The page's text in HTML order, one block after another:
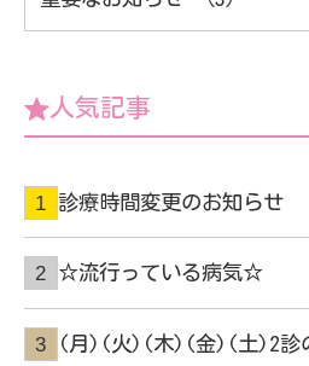
人気記事
診療時間変更のお知らせ
☆流行っている病気☆
(月)(火)(木)(金)(土)2診